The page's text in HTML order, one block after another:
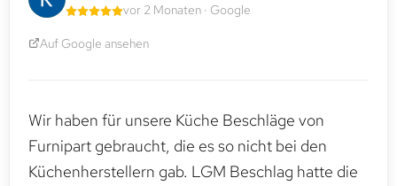
vor 2 Monaten · Google
Auf Google ansehen
Wir haben für unsere Küche Beschläge von
Furnipart gebraucht, die es so nicht bei den
Küchenherstellern gab. LGM Beschlag hatte die